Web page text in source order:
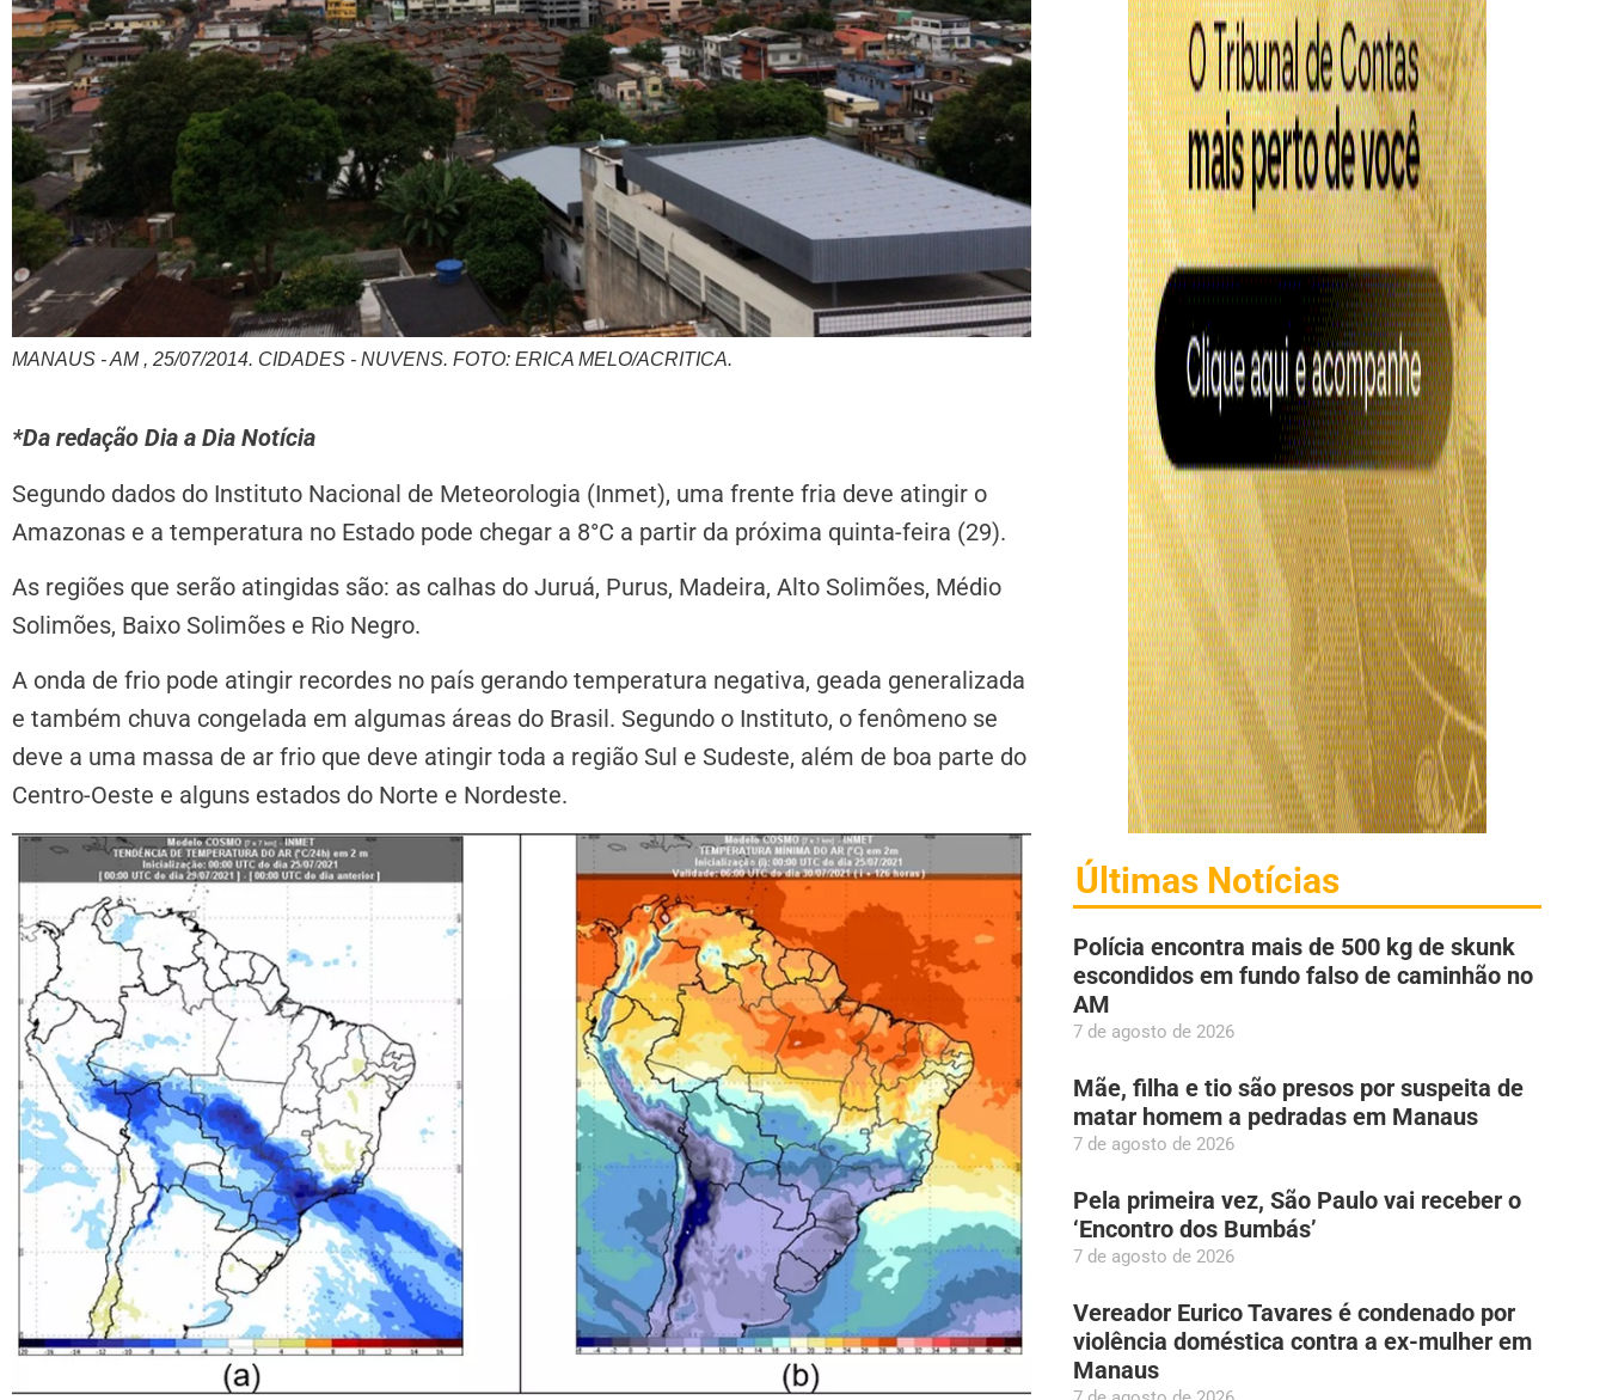
MANAUS - AM , 25/07/2014. CIDADES - NUVENS. FOTO: ERICA MELO/ACRITICA.
*Da redação Dia a Dia Notícia
Segundo dados do Instituto Nacional de Meteorologia (Inmet), uma frente fria deve atingir o
Amazonas e a temperatura no Estado pode chegar a 8°C a partir da próxima quinta-feira (29).
As regiões que serão atingidas são: as calhas do Juruá, Purus, Madeira, Alto Solimões, Médio
Solimões, Baixo Solimões e Rio Negro.
A onda de frio pode atingir recordes no país gerando temperatura negativa, geada generalizada
e também chuva congelada em algumas áreas do Brasil. Segundo o Instituto, o fenômeno se
deve a uma massa de ar frio que deve atingir toda a região Sul e Sudeste, além de boa parte do
Centro-Oeste e alguns estados do Norte e Nordeste.
Últimas Notícias
Polícia encontra mais de 500 kg de skunk
escondidos em fundo falso de caminhão no
AM
7 de agosto de 2026
Mãe, filha e tio são presos por suspeita de
matar homem a pedradas em Manaus
7 de agosto de 2026
Pela primeira vez, São Paulo vai receber o
‘Encontro dos Bumbás’
7 de agosto de 2026
Vereador Eurico Tavares é condenado por
violência doméstica contra a ex-mulher em
Manaus